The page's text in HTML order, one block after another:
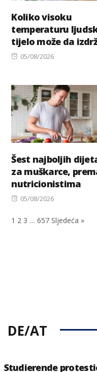
Koliko visoku
temperaturu
tijelo može da
Posted
05/08/2026
Šest najboljih
za muškarce,
nutricionistima
Posted
05/08/2026
1 2 3 … 657 Sljedeća »
DE/AT
Studierende